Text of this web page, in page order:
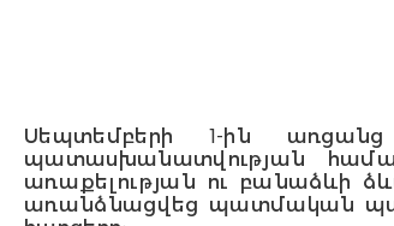
Սեպտեմբերի 1-ին
պատասխանատվության
առաքելության ու բանաձևի
առանձնացվեց պատմական